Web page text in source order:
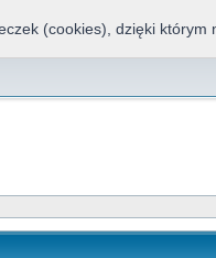
(cookies), dzięki którym